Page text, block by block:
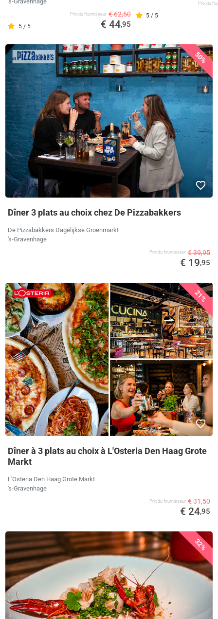
5 / 5
Prix ​​du fournisseur € 62,50
€ 44,95
5 / 5
Prix ​​du
50%
Dîner 3 plats au choix chez De Pizzabakkers
De Pizzabakkers Dagelijkse Groenmarkt
's-Gravenhage
Prix ​​du fournisseur € 39,95
€ 19,95
21%
Dîner à 3 plats au choix à L'Osteria Den Haag Grote
Markt
L'Osteria Den Haag Grote Markt
's-Gravenhage
Prix ​​du fournisseur € 31,50
€ 24,95
32%